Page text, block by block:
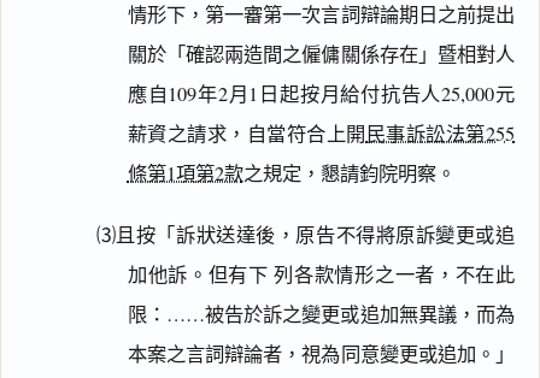
情形下，第一審第一次言詞辯論期日之前提出
關於「確認兩造間之僱傭關係存在」暨相對人
應自109年2月1日起按月給付抗告人25,000元
薪資之請求，自當符合上開民事訴訟法第255
條第1項第2款之規定，懇請鈞院明察。
⑶且按「訴狀送達後，原告不得將原訴變更或追
加他訴。但有下 列各款情形之一者，不在此
限：……被告於訴之變更或追加無異議，而為
本案之言詞辯論者，視為同意變更或追加。」